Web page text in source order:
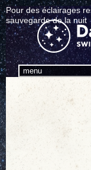
Pour des éclairages
sauvegarde de la nuit
menu